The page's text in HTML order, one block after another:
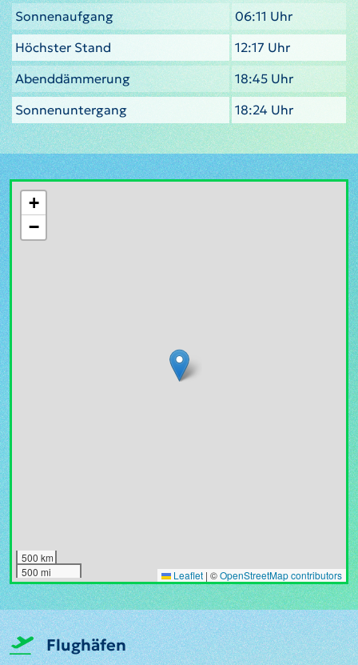
Sonnenaufgang
06:11 Uhr
Höchster Stand
12:17 Uhr
Abenddämmerung
18:45 Uhr
Sonnenuntergang
18:24 Uhr
+
−
500 km
500 mi
Leaflet | ©OpenStreetMap contributors
Flughäfen